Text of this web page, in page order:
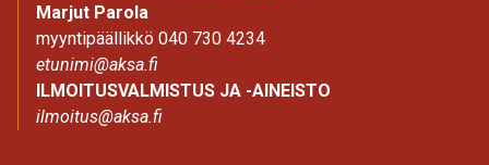
Marjut Parola
myyntipäällikkö 040 730 4234
etunimi@aksa.fi
ILMOITUSVALMISTUS JA -AINEISTO
ilmoitus@aksa.fi